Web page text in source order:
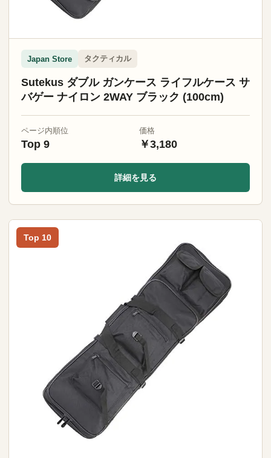
Japan Store タクティカル
Sutekus ダブル ガンケース ライフルケース サ
バゲー ナイロン 2WAY ブラック (100cm)
ページ内順位
Top 9
価格
￥3,180
詳細を見る
Top 10